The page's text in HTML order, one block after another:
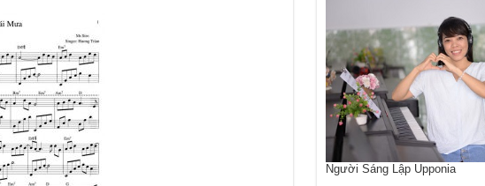
Người Sáng Lập Upponia